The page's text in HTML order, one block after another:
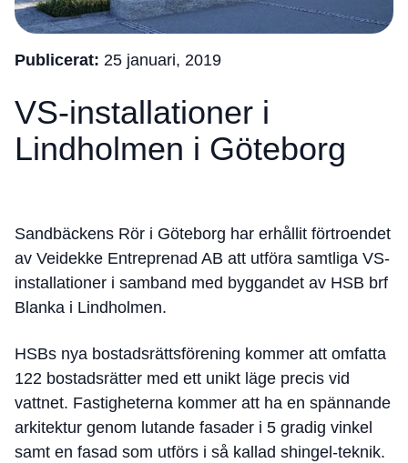
Publicerat: 25 januari, 2019
VS-installationer i
Lindholmen i Göteborg
Sandbäckens Rör i Göteborg har erhållit förtroendet
av Veidekke Entreprenad AB att utföra samtliga VS-
installationer i samband med byggandet av HSB brf
Blanka i Lindholmen.
HSBs nya bostadsrättsförening kommer att omfatta
122 bostadsrätter med ett unikt läge precis vid
vattnet. Fastigheterna kommer att ha en spännande
arkitektur genom lutande fasader i 5 gradig vinkel
samt en fasad som utförs i så kallad shingel-teknik.